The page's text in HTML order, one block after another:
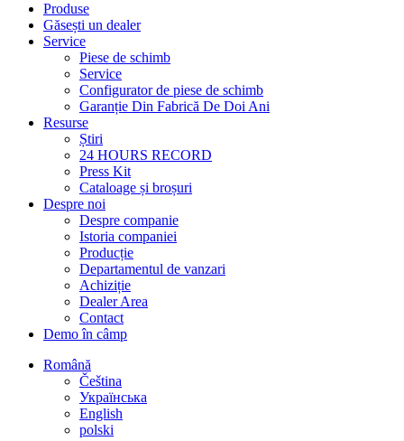
Produse
Găsești un dealer
Service
Piese de schimb
Service
Configurator de piese de schimb
Garanție Din Fabrică De Doi Ani
Resurse
Știri
24 HOURS RECORD
Press Kit
Cataloage și broșuri
Despre noi
Despre companie
Istoria companiei
Producție
Departamentul de vanzari
Achiziție
Dealer Area
Contact
Demo în câmp
Română
Čeština
Українська
English
polski